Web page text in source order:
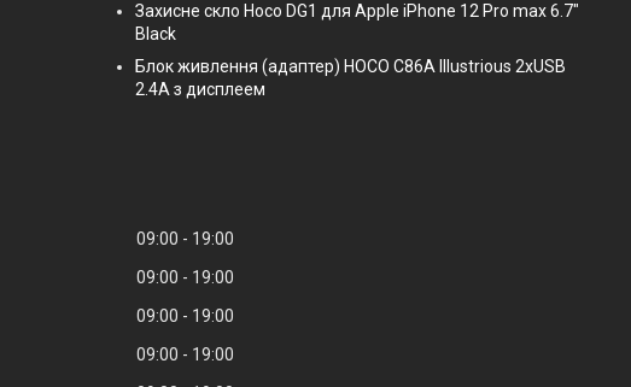
Захисне скло Hoco DG1 для Apple iPhone 12 Pro max 6.7"
Black
Блок живлення (адаптер) HOCO C86A Illustrious 2xUSB
2.4A з дисплеем
09:00
19:00
09:00
19:00
09:00
19:00
09:00
19:00